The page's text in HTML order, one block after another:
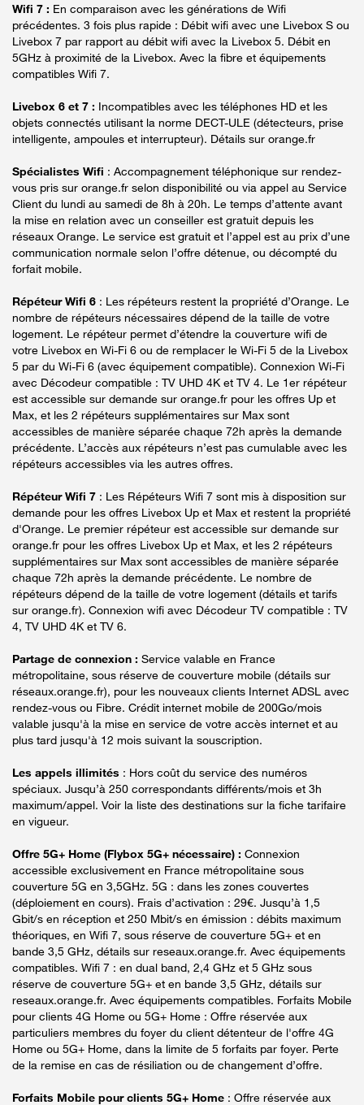
Wifi 7 : En comparaison avec les générations de Wifi
précédentes. 3 fois plus rapide : Débit wifi avec une Livebox S ou
Livebox 7 par rapport au débit wifi avec la Livebox 5. Débit en
5GHz à proximité de la Livebox. Avec la fibre et équipements
compatibles Wifi 7.
Livebox 6 et 7 : Incompatibles avec les téléphones HD et les
objets connectés utilisant la norme DECT-ULE (détecteurs, prise
intelligente, ampoules et interrupteur). Détails sur orange.fr
Spécialistes Wifi : Accompagnement téléphonique sur rendez-
vous pris sur orange.fr selon disponibilité ou via appel au Service
Client du lundi au samedi de 8h à 20h. Le temps d’attente avant
la mise en relation avec un conseiller est gratuit depuis les
réseaux Orange. Le service est gratuit et l’appel est au prix d’une
communication normale selon l’offre détenue, ou décompté du
forfait mobile.
Répéteur Wifi 6 : Les répéteurs restent la propriété d’Orange. Le
nombre de répéteurs nécessaires dépend de la taille de votre
logement. Le répéteur permet d’étendre la couverture wifi de
votre Livebox en Wi-Fi 6 ou de remplacer le Wi-Fi 5 de la Livebox
5 par du Wi-Fi 6 (avec équipement compatible). Connexion Wi-Fi
avec Décodeur compatible : TV UHD 4K et TV 4. Le 1er répéteur
est accessible sur demande sur orange.fr pour les offres Up et
Max, et les 2 répéteurs supplémentaires sur Max sont
accessibles de manière séparée chaque 72h après la demande
précédente. L’accès aux répéteurs n’est pas cumulable avec les
répéteurs accessibles via les autres offres.
Répéteur Wifi 7 : Les Répéteurs Wifi 7 sont mis à disposition sur
demande pour les offres Livebox Up et Max et restent la propriété
d'Orange. Le premier répéteur est accessible sur demande sur
orange.fr pour les offres Livebox Up et Max, et les 2 répéteurs
supplémentaires sur Max sont accessibles de manière séparée
chaque 72h après la demande précédente. Le nombre de
répéteurs dépend de la taille de votre logement (détails et tarifs
sur orange.fr). Connexion wifi avec Décodeur TV compatible : TV
4, TV UHD 4K et TV 6.
Partage de connexion : Service valable en France
métropolitaine, sous réserve de couverture mobile (détails sur
réseaux.orange.fr), pour les nouveaux clients Internet ADSL avec
rendez-vous ou Fibre. Crédit internet mobile de 200Go/mois
valable jusqu'à la mise en service de votre accès internet et au
plus tard jusqu'à 12 mois suivant la souscription.
Les appels illimités : Hors coût du service des numéros
spéciaux. Jusqu’à 250 correspondants différents/mois et 3h
maximum/appel. Voir la liste des destinations sur la fiche tarifaire
en vigueur.
Offre 5G+ Home (Flybox 5G+ nécessaire) : Connexion
accessible exclusivement en France métropolitaine sous
couverture 5G en 3,5GHz. 5G : dans les zones couvertes
(déploiement en cours). Frais d’activation : 29€. Jusqu’à 1,5
Gbit/s en réception et 250 Mbit/s en émission : débits maximum
théoriques, en Wifi 7, sous réserve de couverture 5G+ et en
bande 3,5 GHz, détails sur reseaux.orange.fr. Avec équipements
compatibles. Wifi 7 : en dual band, 2,4 GHz et 5 GHz sous
réserve de couverture 5G+ et en bande 3,5 GHz, détails sur
reseaux.orange.fr. Avec équipements compatibles. Forfaits Mobile
pour clients 4G Home ou 5G+ Home : Offre réservée aux
particuliers membres du foyer du client détenteur de l'offre 4G
Home ou 5G+ Home, dans la limite de 5 forfaits par foyer. Perte
de la remise en cas de résiliation ou de changement d’offre.
Forfaits Mobile pour clients 5G+ Home : Offre réservée aux